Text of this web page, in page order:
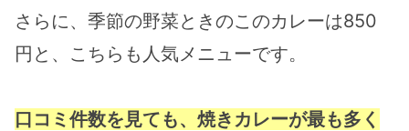
さらに、季節の野菜ときのこのカレーは850
円と、こちらも人気メニューです。
口コミ件数を見ても、焼きカレーが最も多く